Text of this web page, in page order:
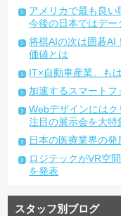
アメリカで最も良い
今後の日本ではデー
将棋AIの次は囲碁AI
価値とは
IT×自動車産業。も
加速するスマート
Webデザインには
注目の展示会を大特
日本の医療業界の
ロジテックがVR空
を発表
スタッフ別ブログ